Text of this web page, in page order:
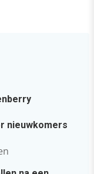
nieuwkomers